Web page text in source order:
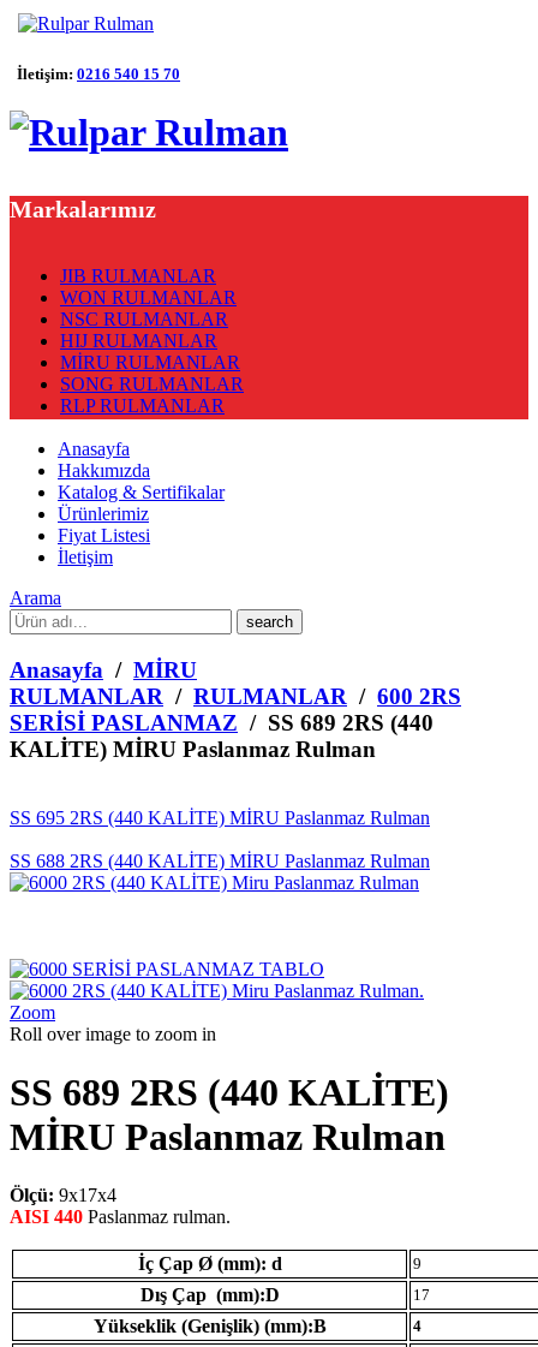
İletişim: 0216 540 15 70
Markalarımız
JIB RULMANLAR
WON RULMANLAR
NSC RULMANLAR
HIJ RULMANLAR
MİRU RULMANLAR
SONG RULMANLAR
RLP RULMANLAR
Anasayfa
Hakkımızda
Katalog & Sertifikalar
Ürünlerimiz
Fiyat Listesi
İletişim
Arama
What
are
you
looking
for?
Anasayfa / MİRU
RULMANLAR / RULMANLAR / 600 2RS
SERİSİ PASLANMAZ / SS 689 2RS (440
KALİTE) MİRU Paslanmaz Rulman
SS 695 2RS (440 KALİTE) MİRU Paslanmaz Rulman
SS 688 2RS (440 KALİTE) MİRU Paslanmaz Rulman
Zoom
Roll over image to zoom in
SS 689 2RS (440 KALİTE)
MİRU Paslanmaz Rulman
Ölçü: 9x17x4
AISI 440 Paslanmaz rulman.
İç Çap Ø (mm): d 9
Dış Çap (mm):D 17
Yükseklik (Genişlik) (mm):B 4